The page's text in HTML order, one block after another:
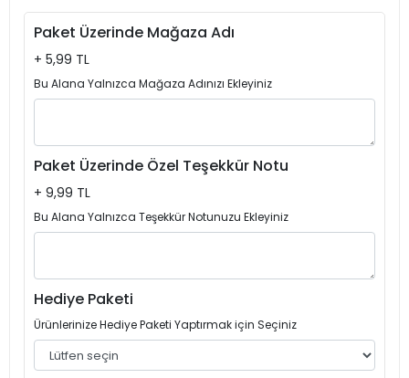
Paket Üzerinde Mağaza Adı
+ 5,99 TL
Bu Alana Yalnızca Mağaza Adınızı Ekleyiniz
Paket Üzerinde Özel Teşekkür Notu
+ 9,99 TL
Bu Alana Yalnızca Teşekkür Notunuzu Ekleyiniz
Hediye Paketi
Ürünlerinize Hediye Paketi Yaptırmak için Seçiniz